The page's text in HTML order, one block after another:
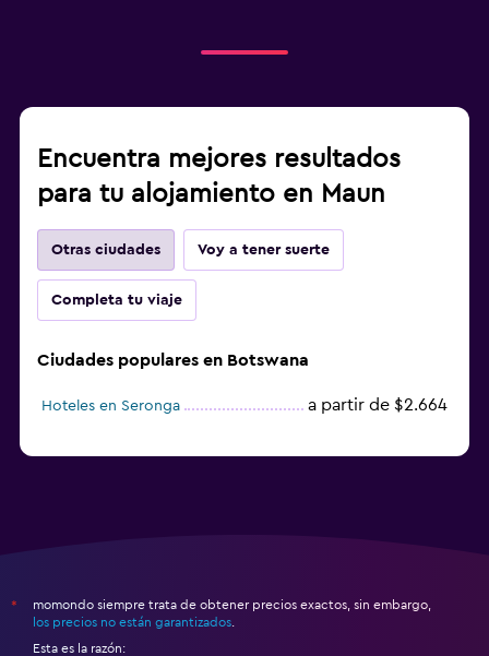
Encuentra mejores resultados
para tu alojamiento en Maun
Otras ciudades Voy a tener suerte
Completa tu viaje
Ciudades populares en Botswana
Hoteles en Seronga a partir de $2.664
*
momondo siempre trata de obtener precios exactos, sin embargo,
los precios no están garantizados
Esta es la razón: